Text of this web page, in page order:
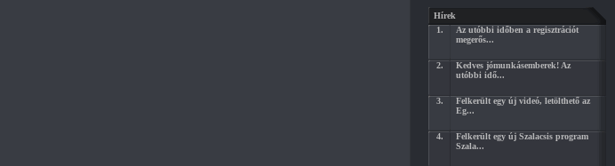
Hírek
1.
Az utóbbi időben a regisztrációt
megerős...
2.
Kedves jómunkásemberek! Az
utóbbi idő...
3.
Felkerült egy új videó, letölthető az
Eg...
4.
Felkerült egy új Szalacsis program
Szala...